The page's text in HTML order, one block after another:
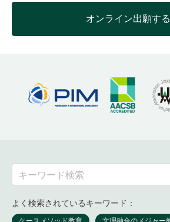
オンライン出願する
よく検索されているキーワード：